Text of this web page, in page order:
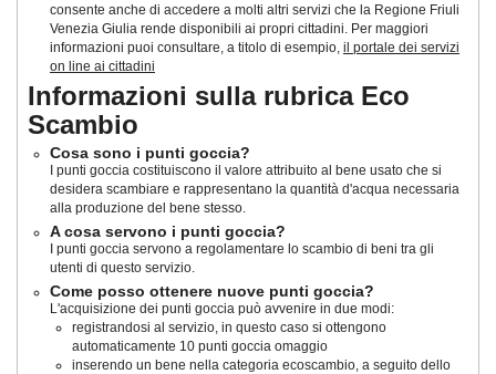
consente anche di accedere a molti altri servizi che la Regione Friuli
Venezia Giulia rende disponibili ai propri cittadini. Per maggiori
informazioni puoi consultare, a titolo di esempio, il portale dei servizi
on line ai cittadini
Informazioni sulla rubrica Eco
Scambio
Cosa sono i punti goccia?
I punti goccia costituiscono il valore attribuito al bene usato che si
desidera scambiare e rappresentano la quantità d'acqua necessaria
alla produzione del bene stesso.
A cosa servono i punti goccia?
I punti goccia servono a regolamentare lo scambio di beni tra gli
utenti di questo servizio.
Come posso ottenere nuove punti goccia?
L'acquisizione dei punti goccia può avvenire in due modi:
registrandosi al servizio, in questo caso si ottengono
automaticamente 10 punti goccia omaggio
inserendo un bene nella categoria ecoscambio, a seguito dello